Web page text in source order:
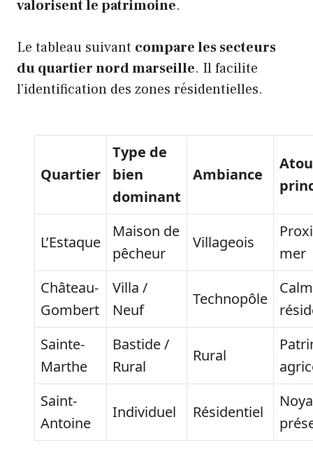
valorisent le patrimoine.
Le tableau suivant compare les secteurs
du quartier nord marseille. Il facilite
l’identification des zones résidentielles.
Quartier
Type de
bien
dominant
Ambiance
L’Estaque
Maison de
pêcheur
Villageois
mer
Château-
Gombert
Villa /
Neuf
Technopôle
Sainte-
Marthe
Bastide /
Rural
Rural
Saint-
Antoine
Individuel Résidentiel